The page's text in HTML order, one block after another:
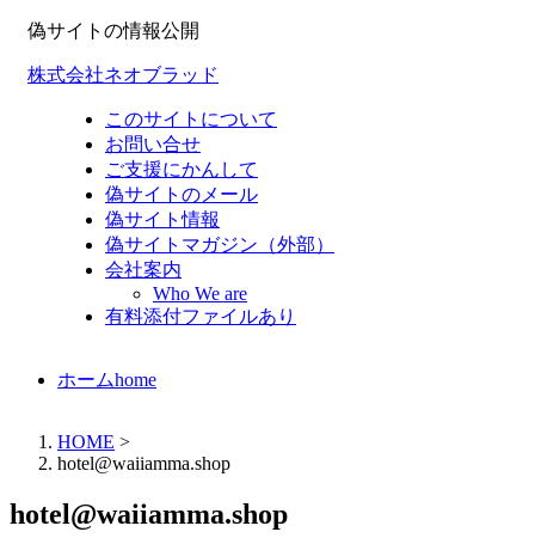
偽サイトの情報公開
株式会社ネオブラッド
このサイトについて
お問い合せ
ご支援にかんして
偽サイトのメール
偽サイト情報
偽サイトマガジン（外部）
会社案内
Who We are
有料添付ファイルあり
ホームhome
HOME >
hotel@waiiamma.shop
hotel@waiiamma.shop